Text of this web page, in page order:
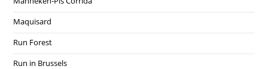
Manneken-Pis Corrida
Maquisard
Run Forest
Run in Brussels